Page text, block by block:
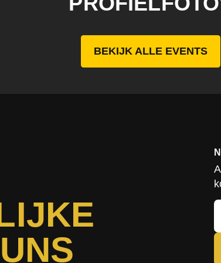
BEKIJK ALLE EVENTS